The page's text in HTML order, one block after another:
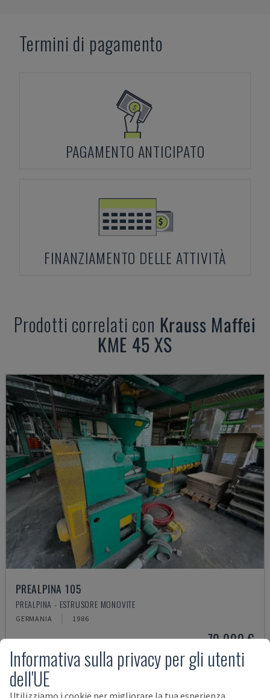
Termini di pagamento
PAGAMENTO ANTICIPATO
FINANZIAMENTO DELLE ATTIVITÀ
Prodotti correlati con Krauss Maffei
KME 45 XS
PREALPINA 105
PREALPINA - ESTRUSORE MONOVITE
GERMANIA 1986
70.000 €
Informativa sulla privacy per gli utenti
dell'UE
Utilizziamo i cookie per migliorare la tua esperienza,